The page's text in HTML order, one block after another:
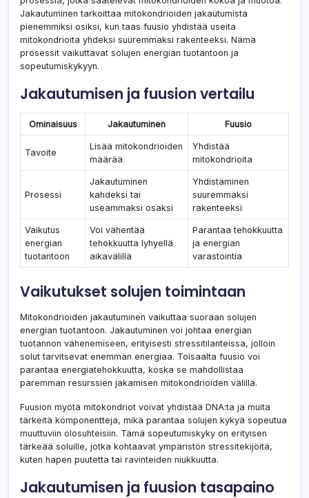
Jakautuminen tarkoittaa mitokondrioiden jakautumista
pienemmiksi osiksi, kun taas fuusio yhdistää useita
mitokondrioita yhdeksi suuremmaksi rakenteeksi. Nämä
prosessit vaikuttavat solujen energian tuotantoon ja
sopeutumiskykyyn.
Jakautumisen ja fuusion vertailu
Ominaisuus Jakautuminen Fuusio
Tavoite
Lisää mitokondrioiden
määrää
Yhdistää
mitokondrioita
Prosessi
Jakautuminen
kahdeksi tai
useammaksi osaksi
Yhdistäminen
suuremmaksi
rakenteeksi
Vaikutus
energian
tuotantoon
Voi vähentää
tehokkuutta lyhyellä
aikavälillä
Parantaa tehokkuutta
ja energian
varastointia
Vaikutukset solujen toimintaan
Mitokondrioiden jakautuminen vaikuttaa suoraan solujen
energian tuotantoon. Jakautuminen voi johtaa energian
tuotannon vähenemiseen, erityisesti stressitilanteissa, jolloin
solut tarvitsevat enemmän energiaa. Toisaalta fuusio voi
parantaa energiatehokkuutta, koska se mahdollistaa
paremman resurssien jakamisen mitokondrioiden välillä.
Fuusion myötä mitokondriot voivat yhdistää DNA:ta ja muita
tärkeitä komponentteja, mikä parantaa solujen kykyä sopeutua
muuttuviin olosuhteisiin. Tämä sopeutumiskyky on erityisen
tärkeää soluille, jotka kohtaavat ympäristön stressitekijöitä,
kuten hapen puutetta tai ravinteiden niukkuutta.
Jakautumisen ja fuusion tasapaino